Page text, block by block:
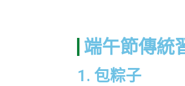
端午節傳統
1. 包粽子